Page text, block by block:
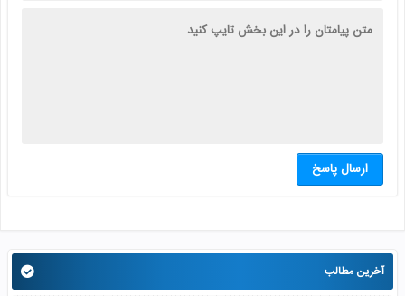
ارسال پاسخ
آخرین مطالب